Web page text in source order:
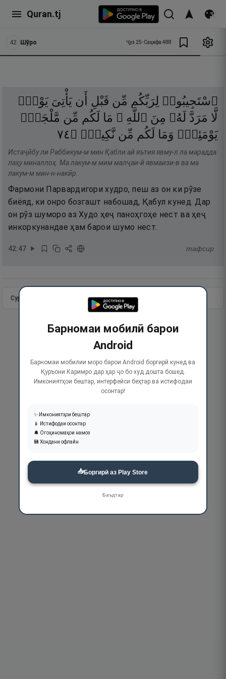
Quran.tj
42 Шӯро Ҷуз 25•Саҳифа 488
ٱسْتَجِيبُوا۟ لِرَبِّكُم مِّن قَبْلِ أَن يَأْتِىَ يَوْمٌۭ
لَّا مَرَدَّ لَهُۥ مِنَ ٱللَّهِ ۚ مَا لَكُم مِّن مَّلْجَإٍۢ
يَوْمَئِذٍۢ وَمَا لَكُم مِّن نَّكِيرٍۢ ۝٤٧
Истаҷӣбу ли Раббикум-м мин Қабли ай яътия явму-л ла марадда
лаҳу миналлоҳ. Ма лакум-м мим малҷаи-й явмаизи-в ва ма
лакум-м мин-н-накӣр.
Фармони Парвардигори худро, пеш аз он ки рӯзе
биёяд, ки онро бозгашт набошад, Қабул кунед. Дар
он рӯз шуморо аз Худо ҳеҷ паноҳгоҳе нест ва ҳеҷ
инкоркунандае ҳам барои шумо нест.
42:47 тафсир
Сураи пурра Идома додан
Барномаи мобилӣ барои
Android
Барномаи мобилии моро барои Android боргирӣ кунед ва
Қуръони Каримро дар ҳар ҷо бо худ дошта бошед.
Имкониятҳои бештар, интерфейси беҳтар ва истифодаи
осонтар!
✨ Имкониятҳои бештар
📱 Истифодаи осонтар
🔔 Огоҳиномаҳои намоз
💾 Хондани офлайн
📥Боргирӣ аз Play Store
Баъдтар